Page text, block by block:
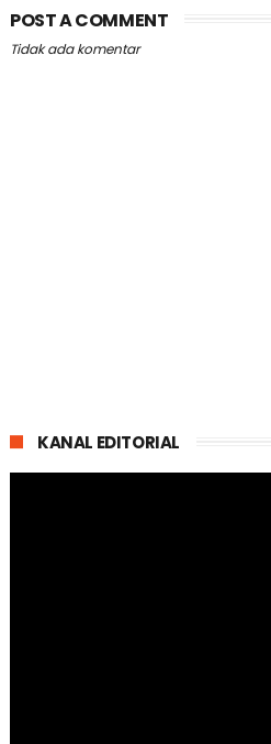
POST A COMMENT
Tidak ada komentar
KANAL EDITORIAL